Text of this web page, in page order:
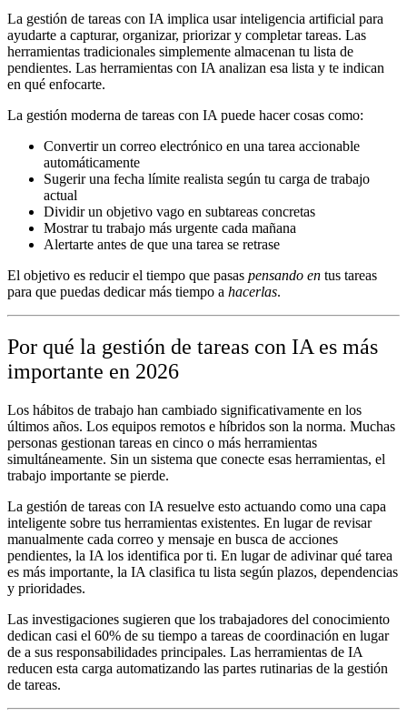
La gestión de tareas con IA implica usar inteligencia artificial para
ayudarte a capturar, organizar, priorizar y completar tareas. Las
herramientas tradicionales simplemente almacenan tu lista de
pendientes. Las herramientas con IA analizan esa lista y te indican
en qué enfocarte.
La gestión moderna de tareas con IA puede hacer cosas como:
Convertir un correo electrónico en una tarea accionable
automáticamente
Sugerir una fecha límite realista según tu carga de trabajo
actual
Dividir un objetivo vago en subtareas concretas
Mostrar tu trabajo más urgente cada mañana
Alertarte antes de que una tarea se retrase
El objetivo es reducir el tiempo que pasas pensando en tus tareas
para que puedas dedicar más tiempo a hacerlas.
Por qué la gestión de tareas con IA es más
importante en 2026
Los hábitos de trabajo han cambiado significativamente en los
últimos años. Los equipos remotos e híbridos son la norma. Muchas
personas gestionan tareas en cinco o más herramientas
simultáneamente. Sin un sistema que conecte esas herramientas, el
trabajo importante se pierde.
La gestión de tareas con IA resuelve esto actuando como una capa
inteligente sobre tus herramientas existentes. En lugar de revisar
manualmente cada correo y mensaje en busca de acciones
pendientes, la IA los identifica por ti. En lugar de adivinar qué tarea
es más importante, la IA clasifica tu lista según plazos, dependencias
y prioridades.
Las investigaciones sugieren que los trabajadores del conocimiento
dedican casi el 60% de su tiempo a tareas de coordinación en lugar
de a sus responsabilidades principales. Las herramientas de IA
reducen esta carga automatizando las partes rutinarias de la gestión
de tareas.